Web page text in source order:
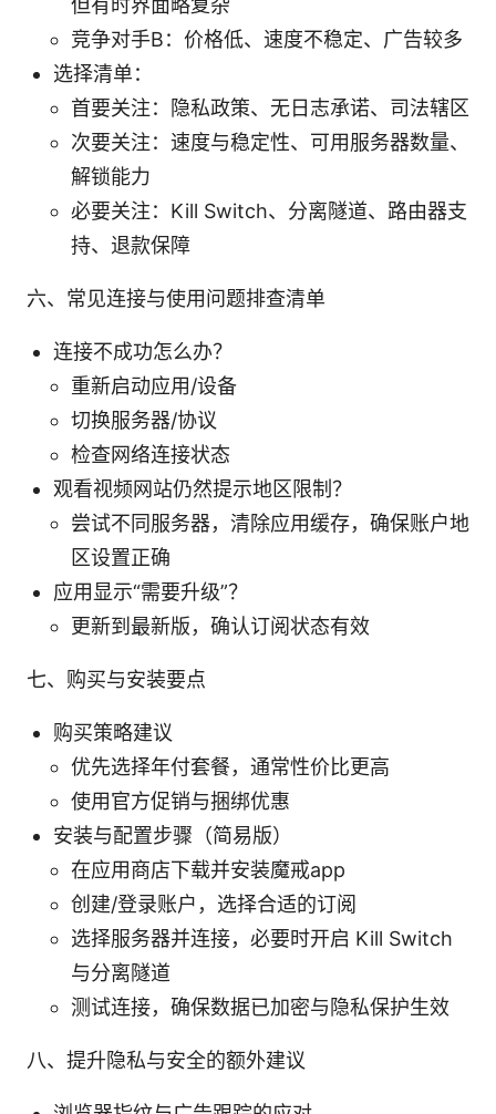
但有时界面略复杂
竞争对手B：价格低、速度不稳定、广告较多
选择清单：
首要关注：隐私政策、无日志承诺、司法辖区
次要关注：速度与稳定性、可用服务器数量、
解锁能力
必要关注：Kill Switch、分离隧道、路由器支
持、退款保障
六、常见连接与使用问题排查清单
连接不成功怎么办？
重新启动应用/设备
切换服务器/协议
检查网络连接状态
观看视频网站仍然提示地区限制？
尝试不同服务器，清除应用缓存，确保账户地
区设置正确
应用显示“需要升级”？
更新到最新版，确认订阅状态有效
七、购买与安装要点
购买策略建议
优先选择年付套餐，通常性价比更高
使用官方促销与捆绑优惠
安装与配置步骤（简易版）
在应用商店下载并安装魔戒app
创建/登录账户，选择合适的订阅
选择服务器并连接，必要时开启 Kill Switch
与分离隧道
测试连接，确保数据已加密与隐私保护生效
八、提升隐私与安全的额外建议